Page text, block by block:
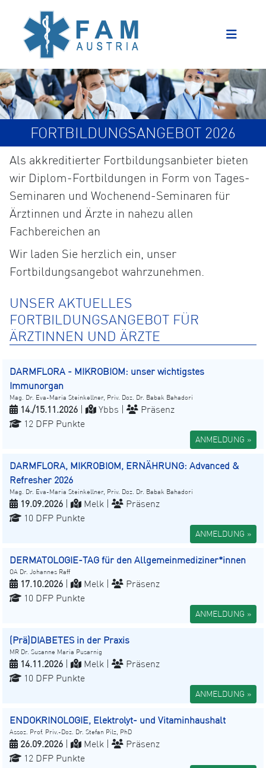
FORTBILDUNGSANGEBOT 2026
Als akkreditierter Fortbildungsanbieter bieten
wir Diplom-Fortbildungen in Form von Tages-
Seminaren und Wochenend-Seminaren für
Ärztinnen und Ärzte in nahezu allen
Fachbereichen an
Wir laden Sie herzlich ein, unser
Fortbildungsangebot wahrzunehmen.
UNSER AKTUELLES
FORTBILDUNGSANGEBOT FÜR
ÄRZTINNEN UND ÄRZTE
DARMFLORA - MIKROBIOM: unser wichtigstes
Immunorgan
Mag. Dr. Eva-Maria Steinkellner, Priv. Doz. Dr. Babak Bahadori
14./15.11.2026 Ybbs |
Präsenz
12 DFP Punkte
ANMELDUNG »
DARMFLORA, MIKROBIOM, ERNÄHRUNG: Advanced &
Refresher 2026
Mag. Dr. Eva-Maria Steinkellner, Priv. Doz. Dr. Babak Bahadori
19.09.2026 Melk |
Präsenz
10 DFP Punkte
ANMELDUNG »
DERMATOLOGIE-TAG für den Allgemeinmediziner*innen
OA Dr. Johannes Raff
17.10.2026 Melk |
Präsenz
10 DFP Punkte
ANMELDUNG »
(Prä)DIABETES in der Praxis
MR Dr. Susanne Maria Pusarnig
14.11.2026 Melk |
Präsenz
10 DFP Punkte
ANMELDUNG »
ENDOKRINOLOGIE, Elektrolyt- und Vitaminhaushalt
Assoz. Prof. Priv.-Doz. Dr. Stefan Pilz, PhD
26.09.2026 Melk |
Präsenz
12 DFP Punkte